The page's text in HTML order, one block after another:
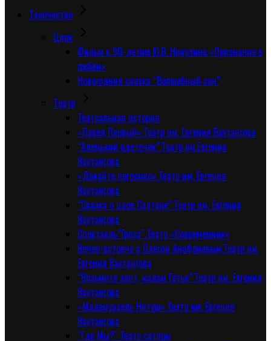
Творчество
Цирк
Фильм к 90-летию Ю.В. Никулина «Признание в
любви»
Новогодняя сказка “Волшебный сон”
Tеатр
Театральная история
«Павел Первый».Театр им. Евгения Вахтангова
“Аленький цветочек”.Театр им.Евгения
Вахтангова
«Давайте негромко».Театр им. Евгения
Вахтангова
“Сказка о царе Салтане”.Театр им. Евгения
Вахтангова
Спектакль”Гроза”.Театр «Современник»
Вечер-встреча с Олегом Анофриевым.Театр им.
Евгения Вахтангова
“Возьмите зонт, мадам Готье”.Театр им. Евгения
Вахтангова
«Мадемуазель Нитуш».Театр им. Евгения
Вахтангова
“Где Мы?”.Театр сатиры